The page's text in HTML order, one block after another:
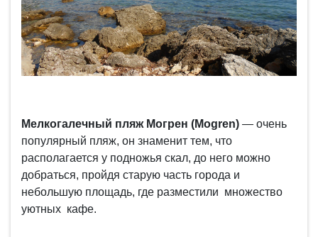
Мелкогалечный пляж Могрен (Mogren) — очень
популярный пляж, он знаменит тем, что
располагается у подножья скал, до него можно
добраться, пройдя старую часть города и
небольшую площадь, где разместили множество
уютных кафе.